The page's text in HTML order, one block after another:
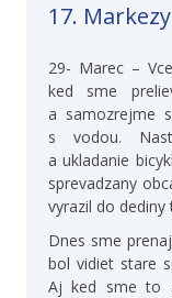
17. Markezy
29- Marec –
ked sme
a samozrejme
s vodou.
a ukladanie
sprevadzany
vyrazil do
Dnes sme
bol vidiet stare
Aj ked sme to